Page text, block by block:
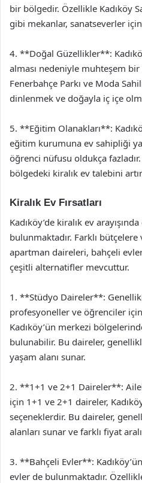
bir bölgedir. Özellikle Kadıköy
gibi mekanlar, sanatseverler
4. **Doğal Güzellikler**:
alması nedeniyle muhteşem
Fenerbahçe Parkı ve Moda
dinlenmek ve doğayla iç içe
5. **Eğitim Olanakları**:
eğitim kurumuna ev sahipliği
öğrenci nüfusu oldukça
bölgedeki kiralık ev talebini
Kiralık Ev Fırsatları
Kadıköy’de kiralık ev
bulunmaktadır. Farklı
apartman daireleri, bahçeli
çeşitli alternatifler mevcuttur.
1. **Stüdyo Daireler**:
profesyoneller ve öğrenciler
Kadıköy’ün merkezi
bulunabilir. Bu daireler,
yaşam alanı sunar.
2. **1+1 ve 2+1 Daireler**:
için 1+1 ve 2+1 daireler,
seçeneklerdir. Bu daireler,
alanları sunar ve farklı fiyat
3. **Bahçeli Evler**:
evler de bulunmaktadır.